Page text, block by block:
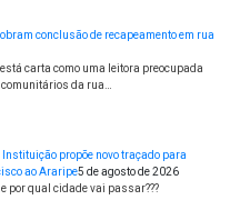
conclusão de recapeamento em rua
carta como uma leitora preocupada
comunitários da rua…
Instituição propõe novo traçado para
ao Araripe5 de agosto de 2026
por qual cidade vai passar???